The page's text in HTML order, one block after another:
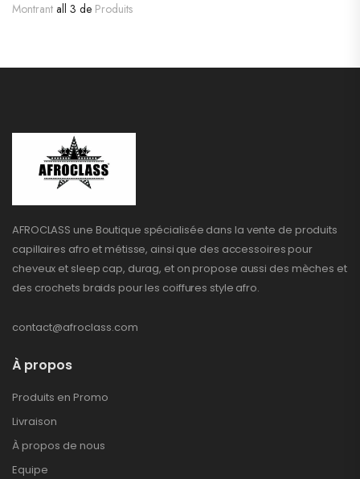
Montrant all 3 de Produits
AFROCLASS une Boutique spécialisée dans la vente de produits
capillaires afro et métisse, ainsi que des accessoires pour
cheveux et sleep cap, durag, et on propose aussi des mèches et
des crochets braids pour les coiffures style afro.
contact@afroclass.com
À propos
Produits en Promo
Livraison
À propos de nous
Equipe